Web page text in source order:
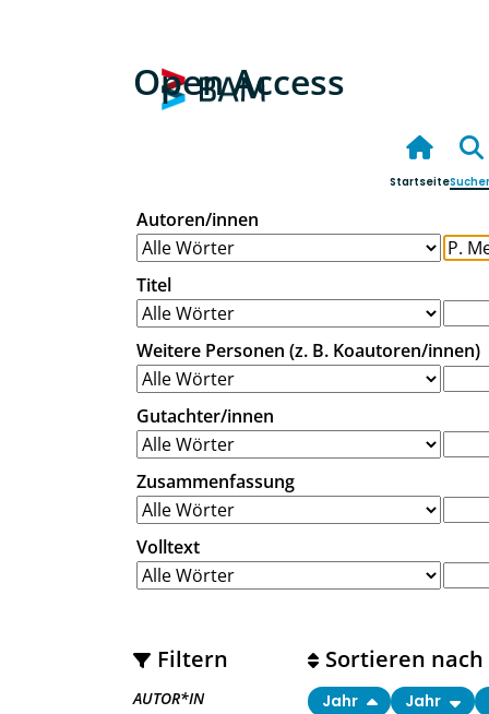
Open Access
Startseite
Autoren/innen
Titel
Weitere Personen (z. B. Koautoren/innen)
Gutachter/innen
Zusammenfassung
Volltext
Filtern
AUTOR*IN
Sortieren nach
Jahr Jahr